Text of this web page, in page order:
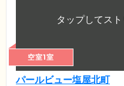
空室1室
パールビュー塩屋北町